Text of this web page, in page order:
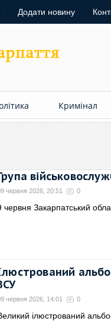
Додати новину
Кримінал
червня 2026, 20:51 0
червня Закарпатський
червня 2026, 14:01 0
ілюстрований